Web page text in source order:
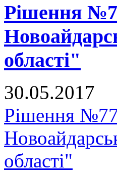
Рішення
області"
30.05.2017
Рішення
області"